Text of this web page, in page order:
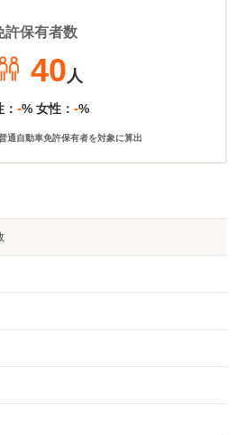
許保有者数
40人
-% 女性： -%
通自動車免許保有者を対象に算出